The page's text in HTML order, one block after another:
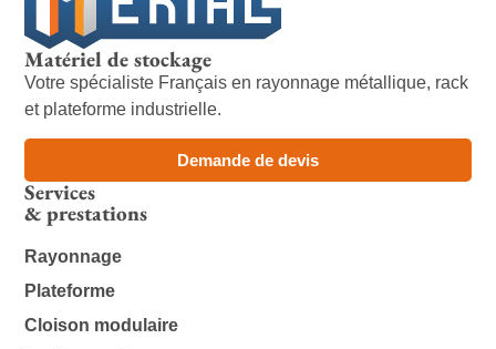
Matériel de stockage
Votre spécialiste Français en rayonnage métallique, rack
et plateforme industrielle.
Demande de devis
Services
& prestations
Rayonnage
Plateforme
Cloison modulaire